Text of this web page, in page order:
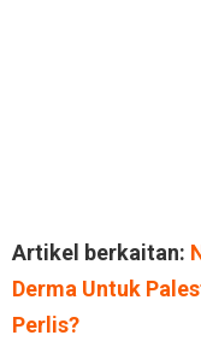
Artikel berkaitan:
Derma Untuk
Perlis?